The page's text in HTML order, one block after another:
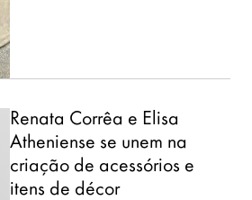
Renata Corrêa e Elisa
Atheniense se unem na
criação de acessórios e
itens de décor